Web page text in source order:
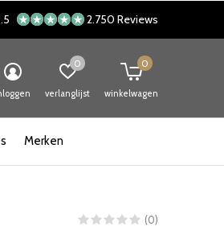
Merken
verlanglijst
0
winkelwagen
0
2.750 Reviews
(0)